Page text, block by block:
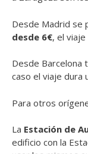
Desde Madrid se
desde 6€, el
Desde Barcelona
caso el viaje dura
Para otros
La Estación de
edificio con la